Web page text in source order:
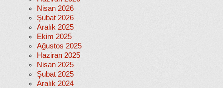
Nisan 2026
Şubat 2026
Aralık 2025
Ekim 2025
Ağustos 2025
Haziran 2025
Nisan 2025
Şubat 2025
Aralık 2024